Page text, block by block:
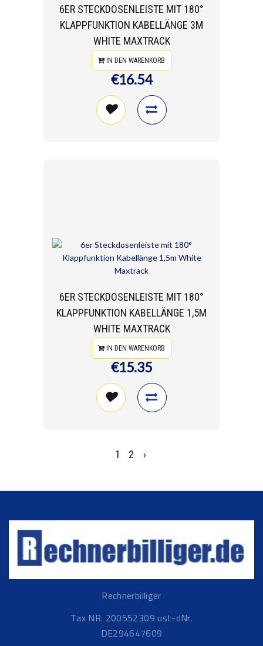
6ER STECKDOSENLEISTE MIT 180°
KLAPPFUNKTION KABELLÄNGE 3M
WHITE MAXTRACK
IN DEN WARENKORB
€16.54
6ER STECKDOSENLEISTE MIT 180°
KLAPPFUNKTION KABELLÄNGE 1,5M
WHITE MAXTRACK
IN DEN WARENKORB
€15.35
1 2 ›
Rechnerbilliger
Tax NR. 200552309 ust-dNr.
DE294647609